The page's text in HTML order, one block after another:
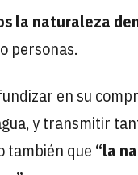
la naturaleza
personas.
en su
y transmitir
también que “la